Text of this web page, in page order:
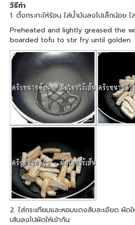
วิธีทำ
1. ตั้งกระทะให้ร้อน ใส่น้ำมันลงไปเล็กน้อย
Preheated and lightly greased the
boarded tofu to stir fry until golden.
2. ใส่กระเทียมและหอมแดงสับละเอียด ผัด
เส้นลงไปผัดให้เข้ากัน